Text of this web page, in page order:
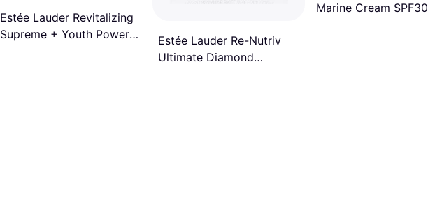
Estée Lauder Revitalizing
Supreme + Youth Power
Estée Lauder Re-Nutriv
Ultimate Diamond
Marine Cream SPF30